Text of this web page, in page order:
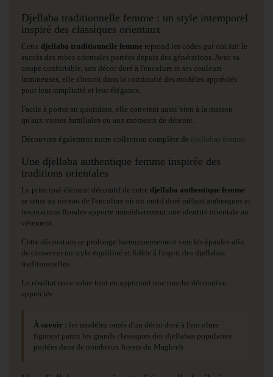
Djellaba traditionnelle femme : un style intemporel
inspiré des classiques orientaux
Cette djellaba traditionnelle femme reprend les codes qui ont fait le
succès des robes orientales portées depuis des générations. Avec sa
coupe confortable, son décor doré à l'encolure et ses couleurs
lumineuses, elle s'inscrit dans la continuité des modèles appréciés
pour leur simplicité et leur élégance.
Facile à porter au quotidien, elle convient aussi bien à la maison
qu'aux visites familiales ou aux moments de détente.
Découvrez également notre collection complète de djellabas femme
Une djellaba authentique femme inspirée des
traditions orientales
Le principal élément décoratif de cette djellaba authentique femme
se situe au niveau de l'encolure où un motif doré mêlant arabesques et
inspirations florales apporte immédiatement une identité orientale au
vêtement.
Cette décoration se prolonge harmonieusement vers les épaules afin
de conserver un style équilibré et fidèle à l'esprit des djellabas
traditionnelles.
Le résultat reste sobre tout en apportant une touche décorative
appréciée.
À savoir : les modèles ornés d'un décor doré à l'encolure
figurent parmi les grands classiques des djellabas populaires
portées dans de nombreux foyers du Maghreb.